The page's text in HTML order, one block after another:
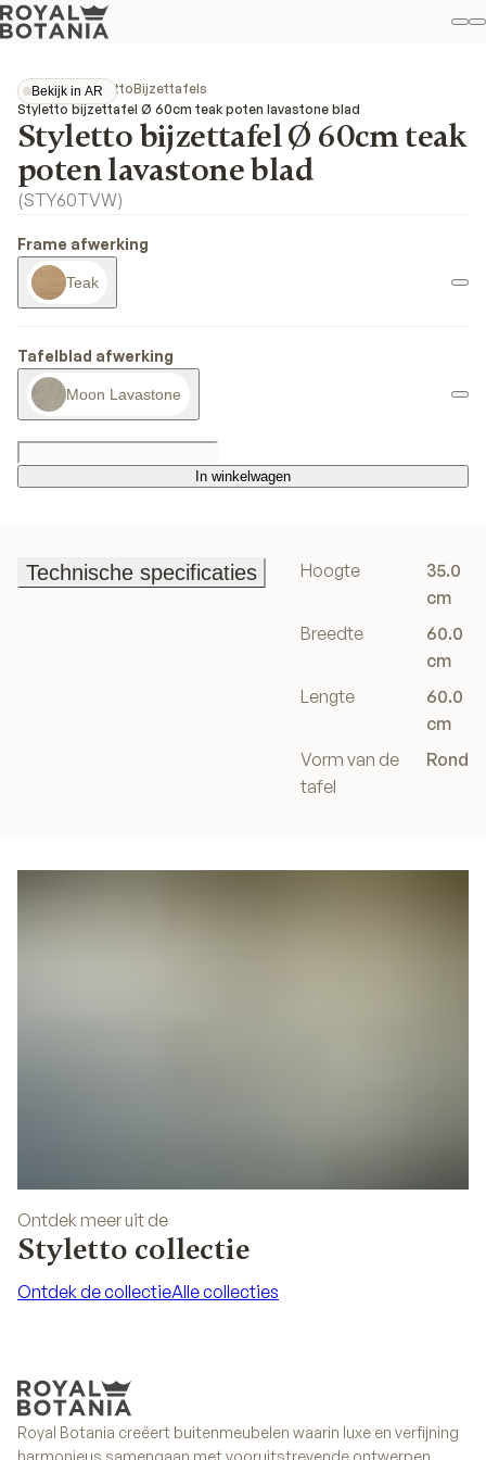
Bekijk in AR
Bekijk in AR
Collecties StylettoBijzettafels
Styletto bijzettafel Ø 60cm teak poten lavastone blad
Styletto bijzettafel Ø 60cm teak
poten lavastone blad
(STY60TVW)
Frame afwerking
Teak
Tafelblad afwerking
Moon Lavastone
In winkelwagen
In winkelwagen
Technische specificaties
Hoogte
35.0
cm
Breedte
60.0
cm
Lengte
60.0
cm
Vorm van de
tafel
Rond
Ontdek meer uit de
Styletto collectie
Ontdek de collectieAlle collecties
Royal Botania creëert buitenmeubelen waarin luxe en verfijning
harmonieus samengaan met vooruitstrevende ontwerpen.